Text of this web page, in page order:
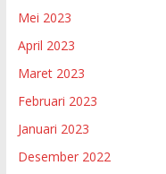
Mei 2023
April 2023
Maret 2023
Februari 2023
Januari 2023
Desember 2022